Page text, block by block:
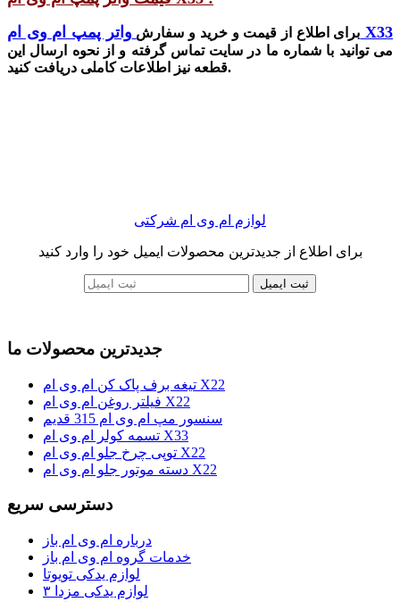
برای اطلاع از قیمت و خرید و سفار ش واتر پمپ ام وی ام X33
می توانید با شماره ما در سایت تماس گرفته و از نحوه ارسال این
قطعه نیز اطلاعات کاملی دریافت کنید.
لوازم ام وی ام شرکتی
برای اطلاع از جدیدترین محصولات ایمیل خود را وارد کنید
ثبت ایمیل
جدیدترین محصولات ما
تیغه برف پاک کن ام وی ام X22
فیلتر روغن ام وی ام X22
سنسور مپ ام وی ام 315 قدیم
تسمه کولر ام وی ام X33
توپی چرخ جلو ام وی ام X22
دسته موتور جلو ام وی ام X22
دسترسی سریع
درباره ام وی ام باز
خدمات گروه ام وی ام باز
لوازم یدکی تویوتا
لوازم یدکی مزدا ۳